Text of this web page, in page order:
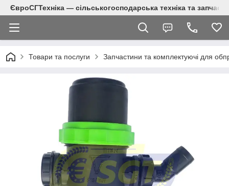
ЄвроСГТехніка — сільськогосподарська техніка та
Товари та послуги Запчастини та комплектуючі для